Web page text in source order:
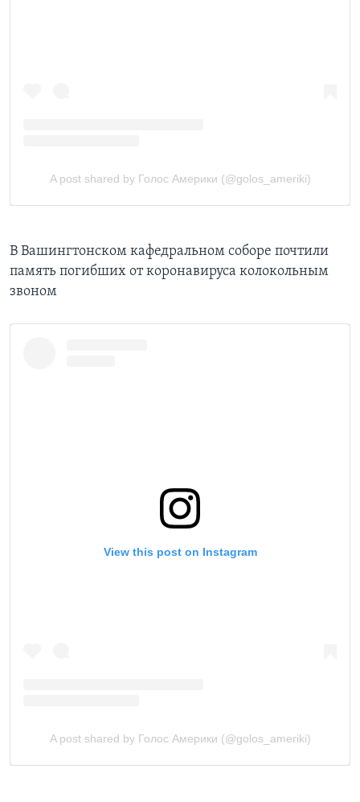
В Вашингтонском кафедральном соборе почтили
память погибших от коронавируса колокольным
звоном